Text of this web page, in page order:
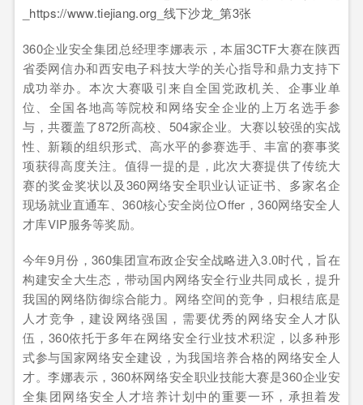
360企业安全集团总经理李娜表示，本届3CTF大赛在陕西
省委网信办和西安电子科技大学的关心指导和鼎力支持下
成功举办。本次大赛吸引来自全国党政机关、企事业单
位、全国各地高等院校和网络安全企业的上万名选手参
与，共覆盖了872所高校、504家企业。大赛以较强的实战
性、新颖的组织形式、高水平的参赛选手、丰富的赛事奖
项获得高度关注。值得一提的是，此次大赛提供了传统大
赛的奖金奖状以及360网络安全职业认证证书、多家名企
现场就业直通车、360核心安全岗位Offer，360网络安全人
才库VIP服务等奖励。
今年9月份，360集团宣布政企安全战略进入3.0时代，旨在
构建安全大生态，带动国内网络安全行业共同成长，提升
我国的网络防御综合能力。网络空间的竞争，归根结底是
人才竞争，建设网络强国，需要优秀的网络安全人才队
伍，360依托于多年在网络安全行业技术积淀，以多种形
式参与国家网络安全建设，为我国培养合格的网络安全人
才。李娜表示，360杯网络安全职业技能大赛是360企业安
全集团网络安全人才培养计划中的重要一环，承担着发